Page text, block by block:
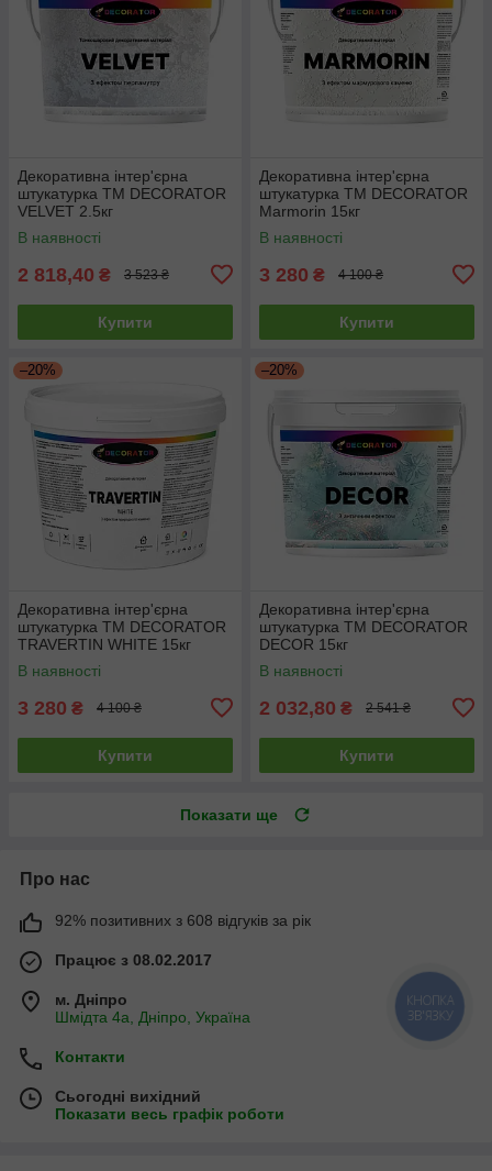
Декоративна інтер'єрна
штукатурка TM DECORATOR
VELVET 2.5кг
В наявності
2 818,40 ₴ 3 523 ₴
Купити
Декоративна інтер'єрна
штукатурка TM DECORATOR
Marmorin 15кг
В наявності
3 280 ₴ 4 100 ₴
Купити
–20%
Декоративна інтер'єрна
штукатурка TM DECORATOR
TRAVERTIN WHITE 15кг
В наявності
3 280 ₴ 4 100 ₴
Купити
–20%
Декоративна інтер'єрна
штукатурка TM DECORATOR
DECOR 15кг
В наявності
2 032,80 ₴ 2 541 ₴
Купити
Показати ще
Про нас
92% позитивних з 608 відгуків за рік
Працює з 08.02.2017
м. Дніпро
Шмідта 4а, Дніпро, Україна
Контакти
Сьогодні вихідний
Показати весь графік роботи
КНОПКА
ЗВ'ЯЗКУ